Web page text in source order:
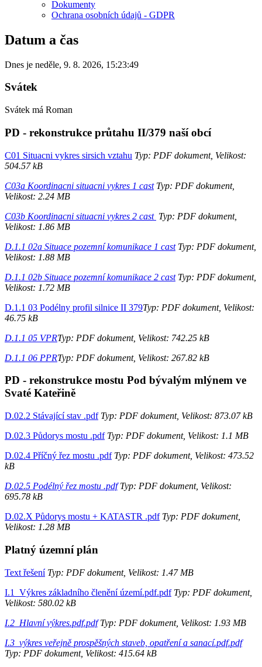
Dokumenty
Ochrana osobních údajů - GDPR
Datum a čas
Dnes je neděle, 9. 8. 2026, 15:23:49
Svátek
Svátek má Roman
PD - rekonstrukce průtahu II/379 naší obcí
C01 Situacni vykres sirsich vztahu Typ: PDF dokument, Velikost:
504.57 kB
C03a Koordinacni situacni vykres 1 castTyp: PDF dokument,
Velikost: 2.24 MB
C03b Koordinacni situacni vykres 2 cast Typ: PDF dokument,
Velikost: 1.86 MB
D.1.1 02a Situace pozemní komunikace 1 castTyp: PDF dokument,
Velikost: 1.88 MB
D.1.1 02b Situace pozemní komunikace 2 castTyp: PDF dokument,
Velikost: 1.72 MB
D.1.1 03 Podélny profil silnice II 379Typ: PDF dokument, Velikost:
46.75 kB
D.1.1 05 VPRTyp: PDF dokument, Velikost: 742.25 kB
D.1.1 06 PPRTyp: PDF dokument, Velikost: 267.82 kB
PD - rekonstrukce mostu Pod bývalým mlýnem ve
Svaté Kateřině
D.02.2 Stávající stav .pdfTyp: PDF dokument, Velikost: 873.07 kB
D.02.3 Půdorys mostu .pdfTyp: PDF dokument, Velikost: 1.1 MB
D.02.4 Příčný řez mostu .pdfTyp: PDF dokument, Velikost: 473.52
kB
D.02.5 Podélný řez mostu .pdfTyp: PDF dokument, Velikost:
695.78 kB
D.02.X Půdorys mostu + KATASTR .pdfTyp: PDF dokument,
Velikost: 1.28 MB
Platný územní plán
Text řešeníTyp: PDF dokument, Velikost: 1.47 MB
I.1_Výkres základního členění území.pdf.pdfTyp: PDF dokument,
Velikost: 580.02 kB
I.2_Hlavní výkres.pdf.pdfTyp: PDF dokument, Velikost: 1.93 MB
I.3_výkres veřejně prospěšných staveb, opatření a sanací.pdf.pdf
Typ: PDF dokument, Velikost: 415.64 kB